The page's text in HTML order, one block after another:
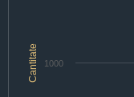
Cantitate 1000